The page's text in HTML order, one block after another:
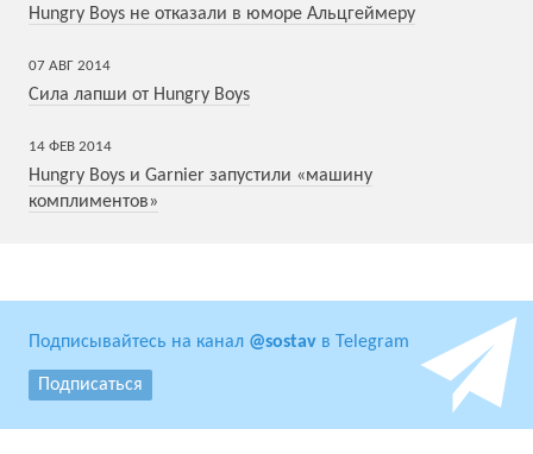
Hungry Boys не отказали в юморе Альцгеймеру
07 АВГ 2014
Сила лапши от Hungry Boys
14 ФЕВ 2014
Hungry Boys и Garnier запустили «машину
комплиментов»
Подписывайтесь на канал @sostav в Telegram
Подписаться